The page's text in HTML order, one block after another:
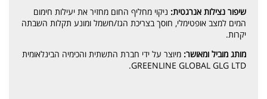
שיפור נצילות אנרגטית: ניקוי מחליף החום מחזיר את יעילות חימום
המים למצב אופטימלי, חוסך בצריכת הגז/חשמל ומונע תקלות השבתה
יקרות.
מותג מוביל ומאושר: מיוצר על ידי חברת התשתית והכימיה הבינלאומית
GREENLINE GLOBAL GLG LTD.